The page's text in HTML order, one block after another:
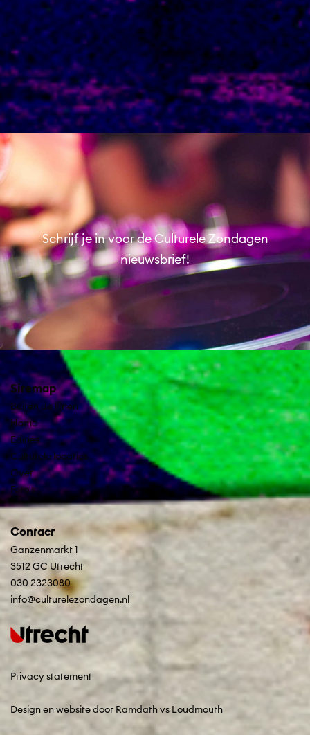
Talkshow met makers
De Zware Jongens
Young Talent - Streetart
Schrijf je in voor de Culturele Zondagen
nieuwsbrief!
Sitemap
Buiten de lijnen
Home
Edities
Culturele locaties
Over
Foto's
Contact
Ganzenmarkt 1
3512 GC Utrecht
030 2323080
info@culturelezondagen.nl
Privacy statement
Design en website door Ramdathvs Loudmouth